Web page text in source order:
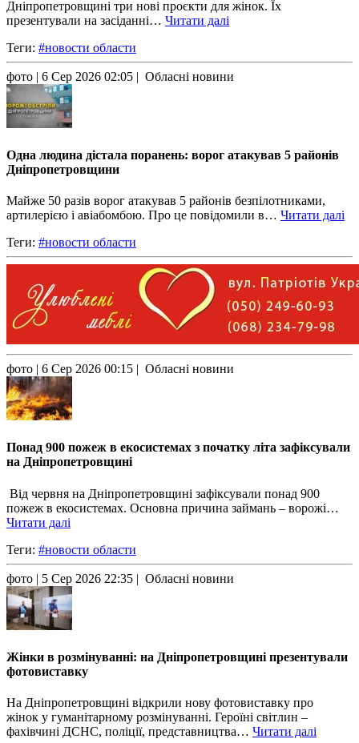
Дніпропетровщині три нові проєкти для жінок. Їх
презентували на засіданні… Читати далі
Теги: #новости области
фото | 6 Сер 2026 02:05 | Обласні новини
Одна людина дістала поранень: ворог атакував 5 районів
Дніпропетровщини
Майже 50 разів ворог атакував 5 районів безпілотниками,
артилерією і авіабомбою. Про це повідомили в… Читати далі
Теги: #новости области
фото | 6 Сер 2026 00:15 | Обласні новини
Понад 900 пожеж в екосистемах з початку літа зафіксували
на Дніпропетровщині
Від червня на Дніпропетровщині зафіксували понад 900
пожеж в екосистемах. Основна причина займань – ворожі…
Читати далі
Теги: #новости области
фото | 5 Сер 2026 22:35 | Обласні новини
Жінки в розмінуванні: на Дніпропетровщині презентували
фотовиставку
На Дніпропетровщині відкрили нову фотовиставку про
жінок у гуманітарному розмінуванні. Героїні світлин –
фахівчині ДСНС, поліції, представництва… Читати далі